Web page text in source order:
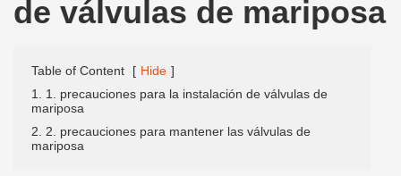
de válvulas de mariposa
Table of Content [ Hide ]
1. 1. precauciones para la instalación de válvulas de
mariposa
2. 2. precauciones para mantener las válvulas de
mariposa